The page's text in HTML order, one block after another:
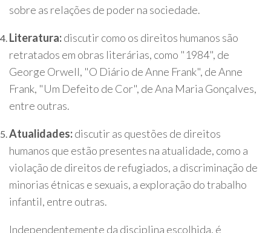
sobre as relações de poder na sociedade.
Literatura:discutir como os direitos humanos são
retratados em obras literárias, como "1984", de
George Orwell, "O Diário de Anne Frank", de Anne
Frank, "Um Defeito de Cor", de Ana Maria Gonçalves,
entre outras.
Atualidades:discutir as questões de direitos
humanos que estão presentes na atualidade, como a
violação de direitos de refugiados, a discriminação de
minorias étnicas e sexuais, a exploração do trabalho
infantil, entre outras.
Independentemente da disciplina escolhida, é